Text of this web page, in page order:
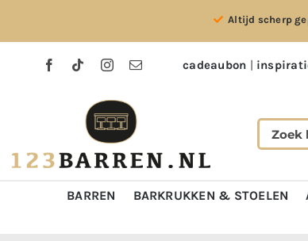
Altijd scherp
cadeaubon |
BARREN BARKRUKKEN & STOELEN